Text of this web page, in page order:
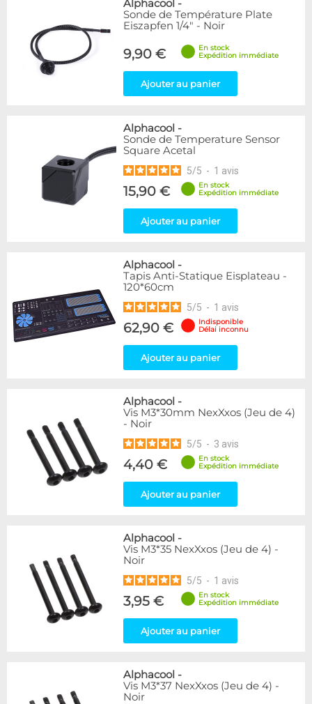
Alphacool -
Sonde de Température Plate
Eiszapfen 1/4" - Noir
9,90 €
En stock
Expédition immédiate
Ajouter au panier
Alphacool -
Sonde de Temperature Sensor
Square Acetal
5/5 - 1 avis
15,90 €
En stock
Expédition immédiate
Ajouter au panier
Alphacool -
Tapis Anti-Statique Eisplateau -
120*60cm
5/5 - 1 avis
62,90 €
Indisponible
Délai inconnu
Ajouter au panier
Alphacool -
Vis M3*30mm NexXxos (Jeu de 4)
- Noir
5/5 - 3 avis
4,40 €
En stock
Expédition immédiate
Ajouter au panier
Alphacool -
Vis M3*35 NexXxos (Jeu de 4) -
Noir
5/5 - 1 avis
3,95 €
En stock
Expédition immédiate
Ajouter au panier
Alphacool -
Vis M3*37 NexXxos (Jeu de 4) -
Noir